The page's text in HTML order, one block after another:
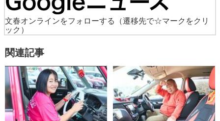
文春オンラインをフォローする
（遷移先で☆マークをクリ
ック）
関連記事